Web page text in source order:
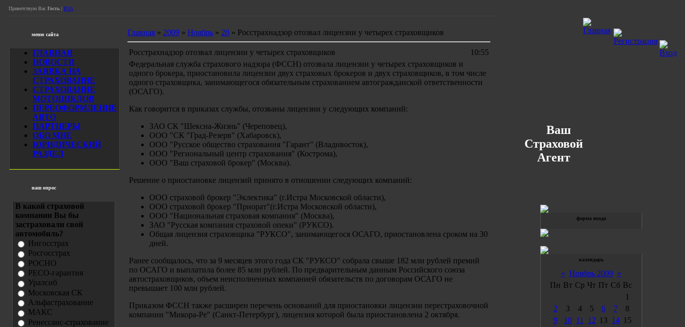
Приветствую Вас Гость | RSS
меню сайта
ГЛАВНАЯ
НОВОСТИ
ЗАЯВКА НА
СТРАХОВАНИЕ
СТРАХОВАНИЕ
МОТОЦИКЛОВ
ПЕРЕОФОРМЛЕНИЕ
АВТО
ПАРТНЕРЫ
ОБО МНЕ
ЮРИДИЧЕСКИЙ
РАЗДЕЛ
наш опрос
В какой страховой
компании Вы бы
застраховали свой
автомобиль?
Ингосстрах
Росгосстрах
РОСНО
РЕСО-гарантия
Уралсиб
Московская СК
Альфастрахование
МАКС
Ренессанс-страхование
Главная » 2009 » Ноябрь » 20 » Росстрахнадзор отозвал лицензии у четырех страховщиков
Росстрахнадзор отозвал лицензии у четырех страховщиков
10:55
Федеральная служба страхового надзора (ФССН) отозвала лицензии у четырех страховщиков и
одного брокера, приостановила лицензии двух страховых брокеров и двух страховщиков, в том числе
одного страховщика, занимающегося обязательным страхованием автогражданской ответственности
(ОСАГО).
Как говорится в приказах службы, отозваны лицензии у следующих компаний:
ЗАО СК "Шексна-Жизнь" (Череповец),
ООО "СК "Град-Резерв" (Хабаровск),
ООО "Русское общество страхования "Гарант" (Владивосток),
ООО "Региональный центр страхования" (Кострома),
ООО "Ваш страховой брокер" (Москва).
Решение о приостановке лицензий принято в отношении следующих компаний:
ООО страховой брокер "Эклектика" (г.Истра Московской области),
ООО страховой брокер "Приорат"(г.Истра Московской области),
ООО "Национальная страховая компания" (Москва),
ЗАО "Русская компания страховой опеки" (РУКСО).
Общая лицензия страховщика "РУКСО", занимающегося ОСАГО, приостановлена сроком на 30
дней.
Ранее сообщалось, что за 9 месяцев этого года СК "РУКСО" собрала свыше 182 млн рублей премий
по ОСАГО и выплатила более 85 млн рублей. По предварительным данным Российского союза
автостраховщиков, объем неисполненных компанией обязательств по договорам ОСАГО не
превышает 100 млн рублей.
Приказом ФССН также расширен перечень оснований для приостановки лицензии перестраховочной
компании "Микора-Ре" (Санкт-Петербург), лицензия которой была приостановлена 2 октября.
Ваш
Страховой
Агент
форма входа
календарь
« Ноябрь 2009 »
Пн Вт Ср Чт Пт Сб Вс
1
2
3 4 5 6 7
8
9
10 11 12 13 14 15